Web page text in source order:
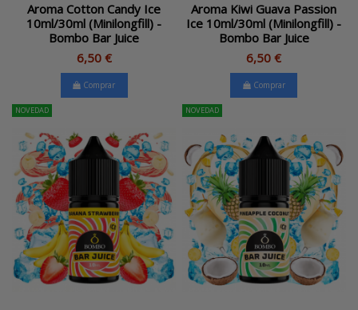
Aroma Cotton Candy Ice
10ml/30ml (Minilongfill) -
Bombo Bar Juice
6,50 €
Comprar
Aroma Kiwi Guava Passion
Ice 10ml/30ml (Minilongfill) -
Bombo Bar Juice
6,50 €
Comprar
NOVEDAD NOVEDAD